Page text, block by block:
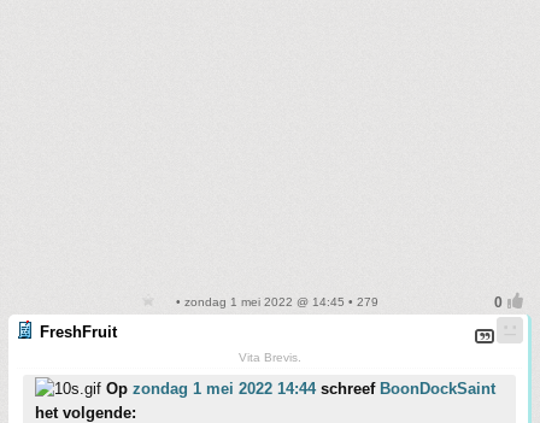
• zondag 1 mei 2022 @ 14:45 • 279
FreshFruit
Vita Brevis.
Op zondag 1 mei 2022 14:44schreef BoonDockSaint
het volgende: